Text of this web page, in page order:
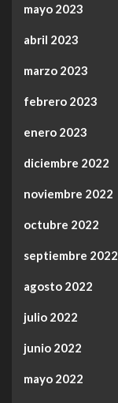
mayo 2023
abril 2023
marzo 2023
febrero 2023
enero 2023
diciembre 2022
noviembre 2022
octubre 2022
septiembre 2022
agosto 2022
julio 2022
junio 2022
mayo 2022